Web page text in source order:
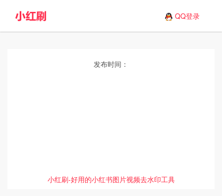
QQ登录
发布时间：
小红刷-好用的小红书图片视频去水印工具